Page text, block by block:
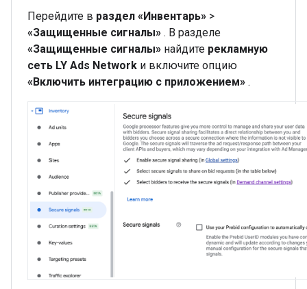
Перейдите в раздел «Инвентарь» >
«Защищенные сигналы» . В разделе
«Защищенные сигналы» найдите рекламную
сеть LY Ads Network и включите опцию
«Включить интеграцию с приложением» .